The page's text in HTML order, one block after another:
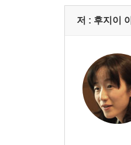
저 : 후지이